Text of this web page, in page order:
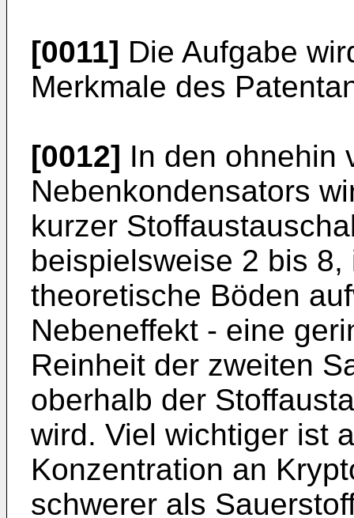
[0011] Die Aufgabe
Merkmale des
[0012] In den ohnehin
Nebenkondensators
kurzer
beispielsweise 2 bis
theoretische Böden
Nebeneffekt - eine
Reinheit der zweiten
oberhalb der
wird. Viel wichtiger ist
Konzentration an
schwerer als